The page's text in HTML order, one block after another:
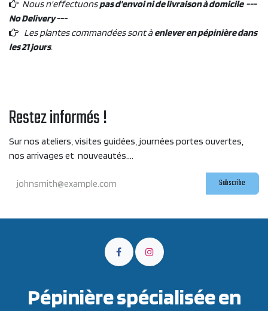
Nous n'effectuonspas d'envoi ni de livraison à domicile ---
No Delivery ---
Les plantes commandées sont àenlever en pépinière dans
les 21 jours.
Restez informés !
Sur nos ateliers, visites guidées, journées portes ouvertes,
nos arrivages et nouveautés....
Subscribe
Pépinière spécialisée en